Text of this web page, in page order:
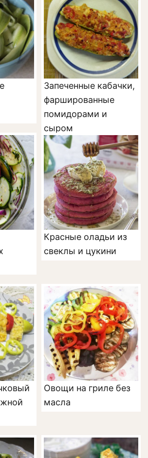
Запеченные кабачки,
фаршированные
помидорами и
сыром
Красные оладьи из
свеклы и цукини
Овощи на гриле без
масла